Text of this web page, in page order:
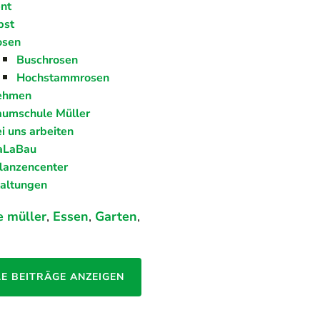
Buschrosen
Hochstammrosen
Müller
uns arbeiten
müller, Essen, Garten,
BEITRÄGE ANZEIGEN